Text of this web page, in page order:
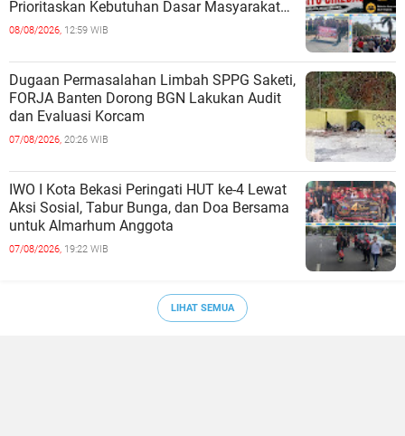
Prioritaskan Kebutuhan Dasar Masyarakat
Belum Saat nya Butuh Kawasa
08/08/2026, 12:59 WIB
Dugaan Permasalahan Limbah SPPG Saketi,
FORJA Banten Dorong BGN Lakukan Audit
dan Evaluasi Korcam
07/08/2026, 20:26 WIB
IWO I Kota Bekasi Peringati HUT ke-4 Lewat
Aksi Sosial, Tabur Bunga, dan Doa Bersama
untuk Almarhum Anggota
07/08/2026, 19:22 WIB
LIHAT SEMUA